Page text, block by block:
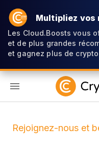
Multipliez vos
Les Cloud.Boosts vous
et de plus grandes
et gagnez plus de
Rejoignez-nous et